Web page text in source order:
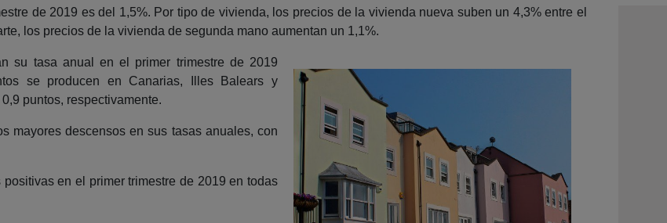
de 2019 es del 1,5%. Por tipo de vivienda, los precios de la vivienda nueva suben un 4,3% entre el
los precios de la vivienda de segunda mano aumentan un 1,1%.
su tasa anual en el primer trimestre de 2019
se producen en Canarias, Illes Balears y
puntos, respectivamente.
mayores descensos en sus tasas anuales, con
en el primer trimestre de 2019 en todas